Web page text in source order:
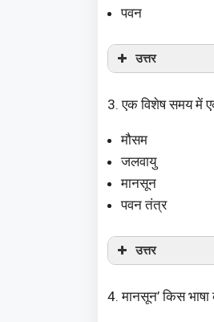
पवन
उत्तर
3. एक विशेष समय में
मौसम
जलवायु
मानसून
पवन तंत्र
उत्तर
4. मानसून’ किस भाषा